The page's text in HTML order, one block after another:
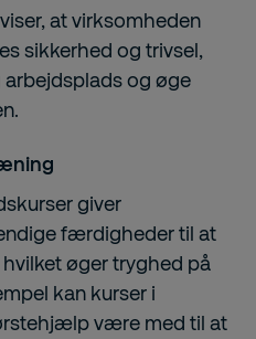
at virksomheden
sikkerhed og trivsel,
arbejdsplads og øge
giver
færdigheder til at
øger tryghed på
kan kurser i
være med til at